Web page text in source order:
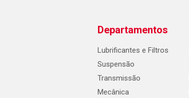
Departamentos
Lubrificantes e Filtros
Suspensão
Transmissão
Mecânica